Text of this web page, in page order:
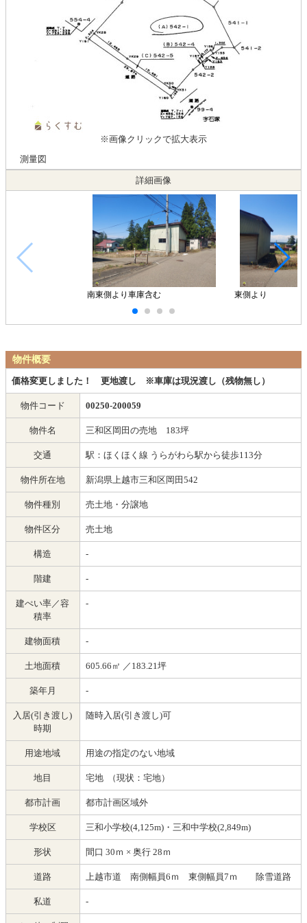
※画像クリックで拡大表示
測量図
詳細画像
南東側より車庫含む 東側より
物件概要
価格変更しました！ 更地渡し ※車庫は現況渡し（残物無し）
物件コード 00250-200059
物件名 三和区岡田の売地 183坪
交通 駅：ほくほく線 うらがわら駅から徒歩113分
物件所在地 新潟県上越市三和区岡田542
物件種別 売土地・分譲地
物件区分 売土地
構造 -
階建 -
建ぺい率／容
積率
-
建物面積 -
土地面積 605.66㎡ ／183.21坪
築年月 -
入居(引き渡し)
時期
随時入居(引き渡し)可
用途地域 用途の指定のない地域
地目 宅地 （現状：宅地）
都市計画 都市計画区域外
学校区 三和小学校(4,125m)・三和中学校(2,849m)
形状 間口 30ｍ × 奥行 28ｍ
道路 上越市道 南側幅員6ｍ 東側幅員7ｍ 除雪道路
私道 -